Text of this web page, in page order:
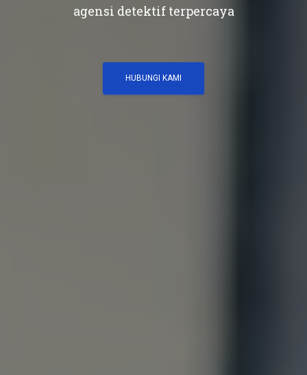
agensi detektif terpercaya
HUBUNGI KAMI